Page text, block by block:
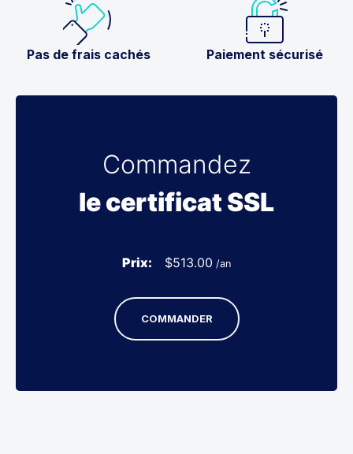
Pas de frais cachés Paiement sécurisé
Commandez
le certificat SSL
Prix: $513.00 /an
COMMANDER